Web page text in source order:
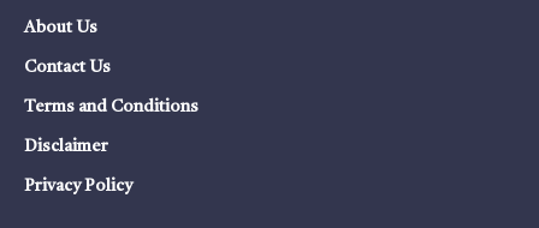
About Us
Contact Us
Terms and Conditions
Disclaimer
Privacy Policy